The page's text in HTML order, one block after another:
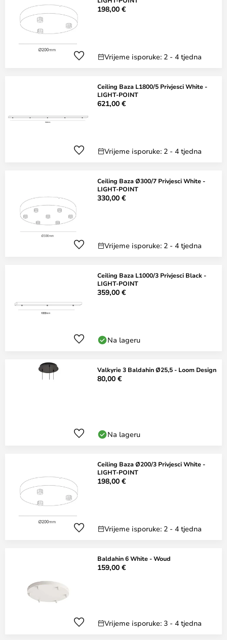
198,00 €
Vrijeme isporuke: 2 - 4 tjedna
Ceiling Baza L1800/5 Privjesci White -
LIGHT-POINT
621,00 €
Vrijeme isporuke: 2 - 4 tjedna
Ceiling Baza Ø300/7 Privjesci White -
LIGHT-POINT
330,00 €
Vrijeme isporuke: 2 - 4 tjedna
Ceiling Baza L1000/3 Privjesci Black -
LIGHT-POINT
359,00 €
Na lageru
Valkyrie 3 Baldahin Ø25,5 - Loom Design
80,00 €
Na lageru
Ceiling Baza Ø200/3 Privjesci White -
LIGHT-POINT
198,00 €
Vrijeme isporuke: 2 - 4 tjedna
Baldahin 6 White - Woud
159,00 €
Vrijeme isporuke: 3 - 4 tjedna